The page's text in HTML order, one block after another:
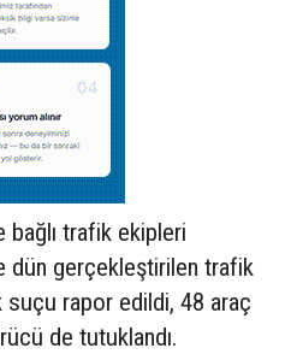
bağlı trafik ekipleri
dün gerçekleştirilen trafik
rapor edildi, 48 araç
de tutuklandı.